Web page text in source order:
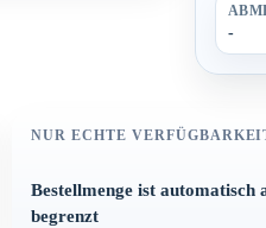
-
NUR ECHTE
Bestellmenge ist automatisch
begrenzt